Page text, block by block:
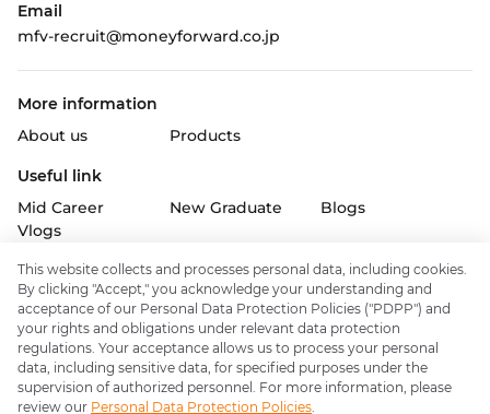
Email
mfv-recruit@moneyforward.co.jp
More information
About us
Products
Useful link
Mid Career
New Graduate
Blogs
Vlogs
Follow us on
Policy & support
About Money Forward Inc.
This website collects and processes personal data, including cookies.
By clicking "Accept," you acknowledge your understanding and
acceptance of our Personal Data Protection Policies ("PDPP") and
your rights and obligations under relevant data protection
regulations. Your acceptance allows us to process your personal
data, including sensitive data, for specified purposes under the
supervision of authorized personnel. For more information, please
review our Personal Data Protection Policies.